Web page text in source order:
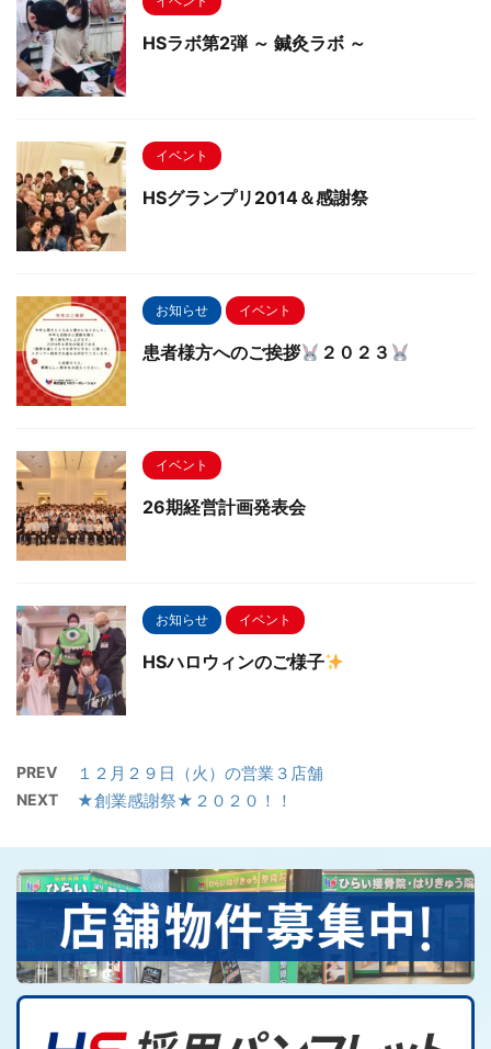
HSラボ第2弾 ～ 鍼灸ラボ ～
イベント
HSグランプリ2014＆感謝祭
お知らせ イベント
患者様方へのご挨拶 ２０２３
イベント
26期経営計画発表会
お知らせ イベント
HSハロウィンのご様子
PREV １２月２９日（火）の営業３店舗
NEXT ★創業感謝祭★２０２０！！